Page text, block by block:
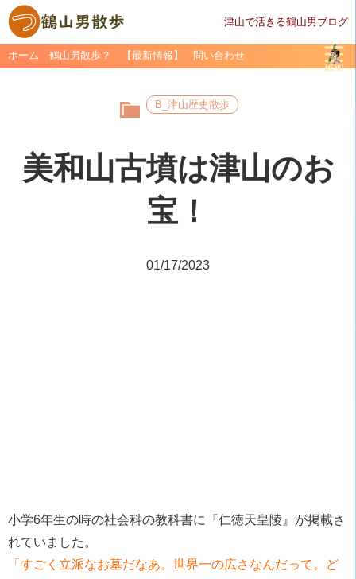
津山で活きる鶴山男ブログ
ホーム 鶴山男散歩？ 【最新情報】 問い合わせ
B_津山歴史散歩
美和山古墳は津山のお
宝！
01/17/2023
小学6年生の時の社会科の教科書に『仁徳天皇陵』が掲載さ
れていました。
「すごく立派なお墓だなあ。世界一の広さなんだって。ど